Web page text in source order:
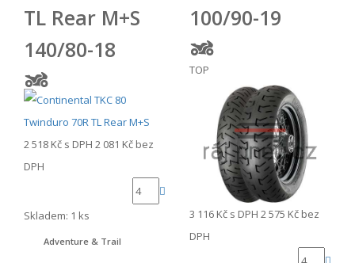
TL Rear M+S
140/80-18
2 518 Kč s DPH 2 081 Kč bez
DPH
Skladem: 1 ks
Adventure & Trail
100/90-19
TOP
3 116 Kč s DPH 2 575 Kč bez
DPH